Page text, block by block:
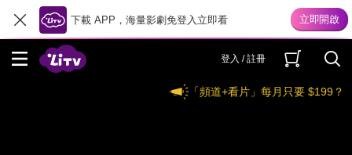
下載 APP，海量影劇免登入立即看
登入 / 註冊
「頻道+看片」每月只要 $199？